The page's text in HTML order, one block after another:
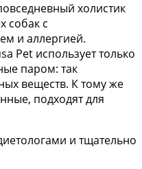
холистик
собак с
и аллергией.
Pet использует только
паром: так
веществ. К тому же
подходят для
и тщательно